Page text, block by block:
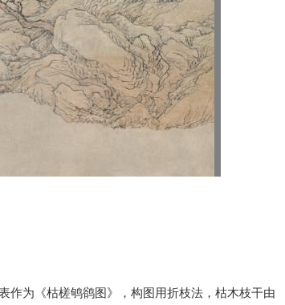
作为《枯槎鸲鹆图》，构图用折枝法，枯木枝干由